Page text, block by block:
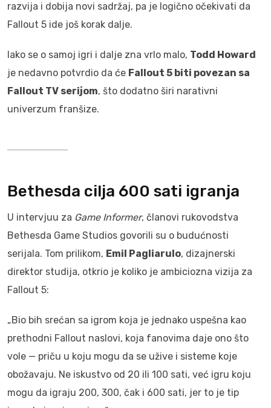
razvija i dobija novi sadržaj, pa je logično očekivati da
Fallout 5 ide još korak dalje.
Iako se o samoj igri i dalje zna vrlo malo, Todd Howard
je nedavno potvrdio da će Fallout 5 biti povezan sa
Fallout TV serijom, što dodatno širi narativni
univerzum franšize.
Bethesda cilja 600 sati igranja
U intervjuu za Game Informer, članovi rukovodstva
Bethesda Game Studios govorili su o budućnosti
serijala. Tom prilikom, Emil Pagliarulo, dizajnerski
direktor studija, otkrio je koliko je ambiciozna vizija za
Fallout 5:
„Bio bih srećan sa igrom koja je jednako uspešna kao
prethodni Fallout naslovi, koja fanovima daje ono što
vole — priču u koju mogu da se užive i sisteme koje
obožavaju. Ne iskustvo od 20 ili 100 sati, već igru koju
mogu da igraju 200, 300, čak i 600 sati, jer to je tip